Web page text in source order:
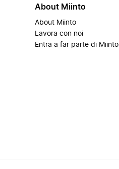
About Miinto
About Miinto
Lavora con noi
Entra a far parte di Miinto